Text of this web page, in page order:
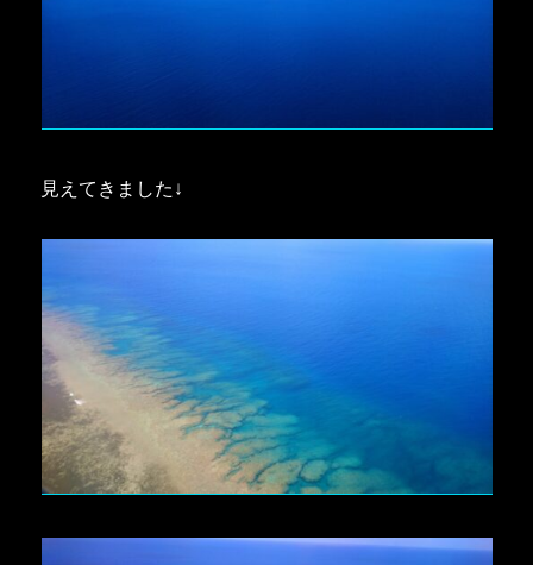
見えてきました↓